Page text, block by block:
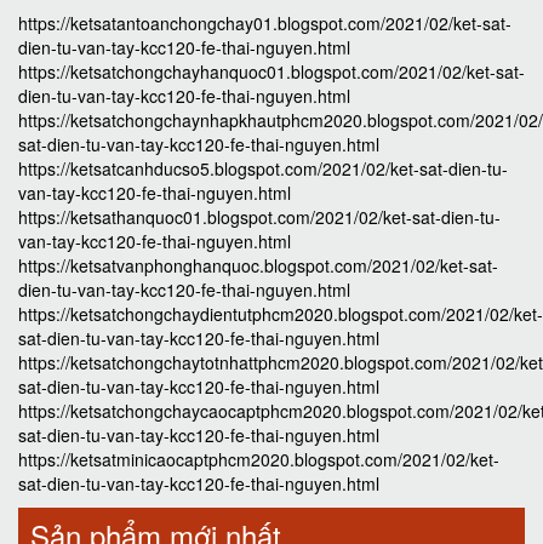
https://ketsatantoanchongchay01.blogspot.com/2021/02/ket-sat-
dien-tu-van-tay-kcc120-fe-thai-nguyen.html
https://ketsatchongchayhanquoc01.blogspot.com/2021/02/ket-sat-
dien-tu-van-tay-kcc120-fe-thai-nguyen.html
https://ketsatchongchaynhapkhautphcm2020.blogspot.com/2021/
sat-dien-tu-van-tay-kcc120-fe-thai-nguyen.html
https://ketsatcanhducso5.blogspot.com/2021/02/ket-sat-dien-tu-
van-tay-kcc120-fe-thai-nguyen.html
https://ketsathanquoc01.blogspot.com/2021/02/ket-sat-dien-tu-
van-tay-kcc120-fe-thai-nguyen.html
https://ketsatvanphonghanquoc.blogspot.com/2021/02/ket-sat-
dien-tu-van-tay-kcc120-fe-thai-nguyen.html
https://ketsatchongchaydientutphcm2020.blogspot.com/2021/02/ket-
sat-dien-tu-van-tay-kcc120-fe-thai-nguyen.html
https://ketsatchongchaytotnhattphcm2020.blogspot.com/2021/02/
sat-dien-tu-van-tay-kcc120-fe-thai-nguyen.html
https://ketsatchongchaycaocaptphcm2020.blogspot.com/2021/02/
sat-dien-tu-van-tay-kcc120-fe-thai-nguyen.html
https://ketsatminicaocaptphcm2020.blogspot.com/2021/02/ket-
sat-dien-tu-van-tay-kcc120-fe-thai-nguyen.html
Sản phẩm mới nhất